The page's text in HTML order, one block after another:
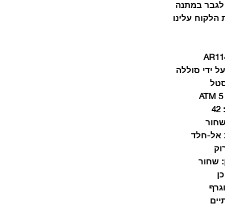
במתנה
עלינו
ידי סוללה
5 ATM
שחור
אל-חלד
שחור
כן